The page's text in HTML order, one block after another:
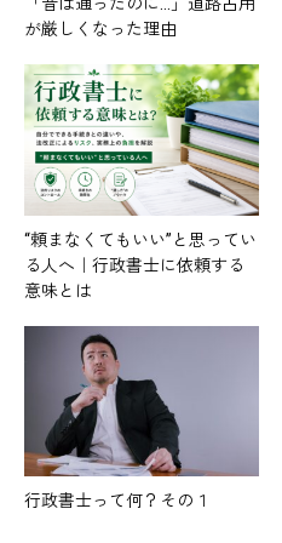
が厳しくなった理由
“頼まなくてもいい”と思ってい
る人へ｜行政書士に依頼する
意味とは
行政書士って何？その１